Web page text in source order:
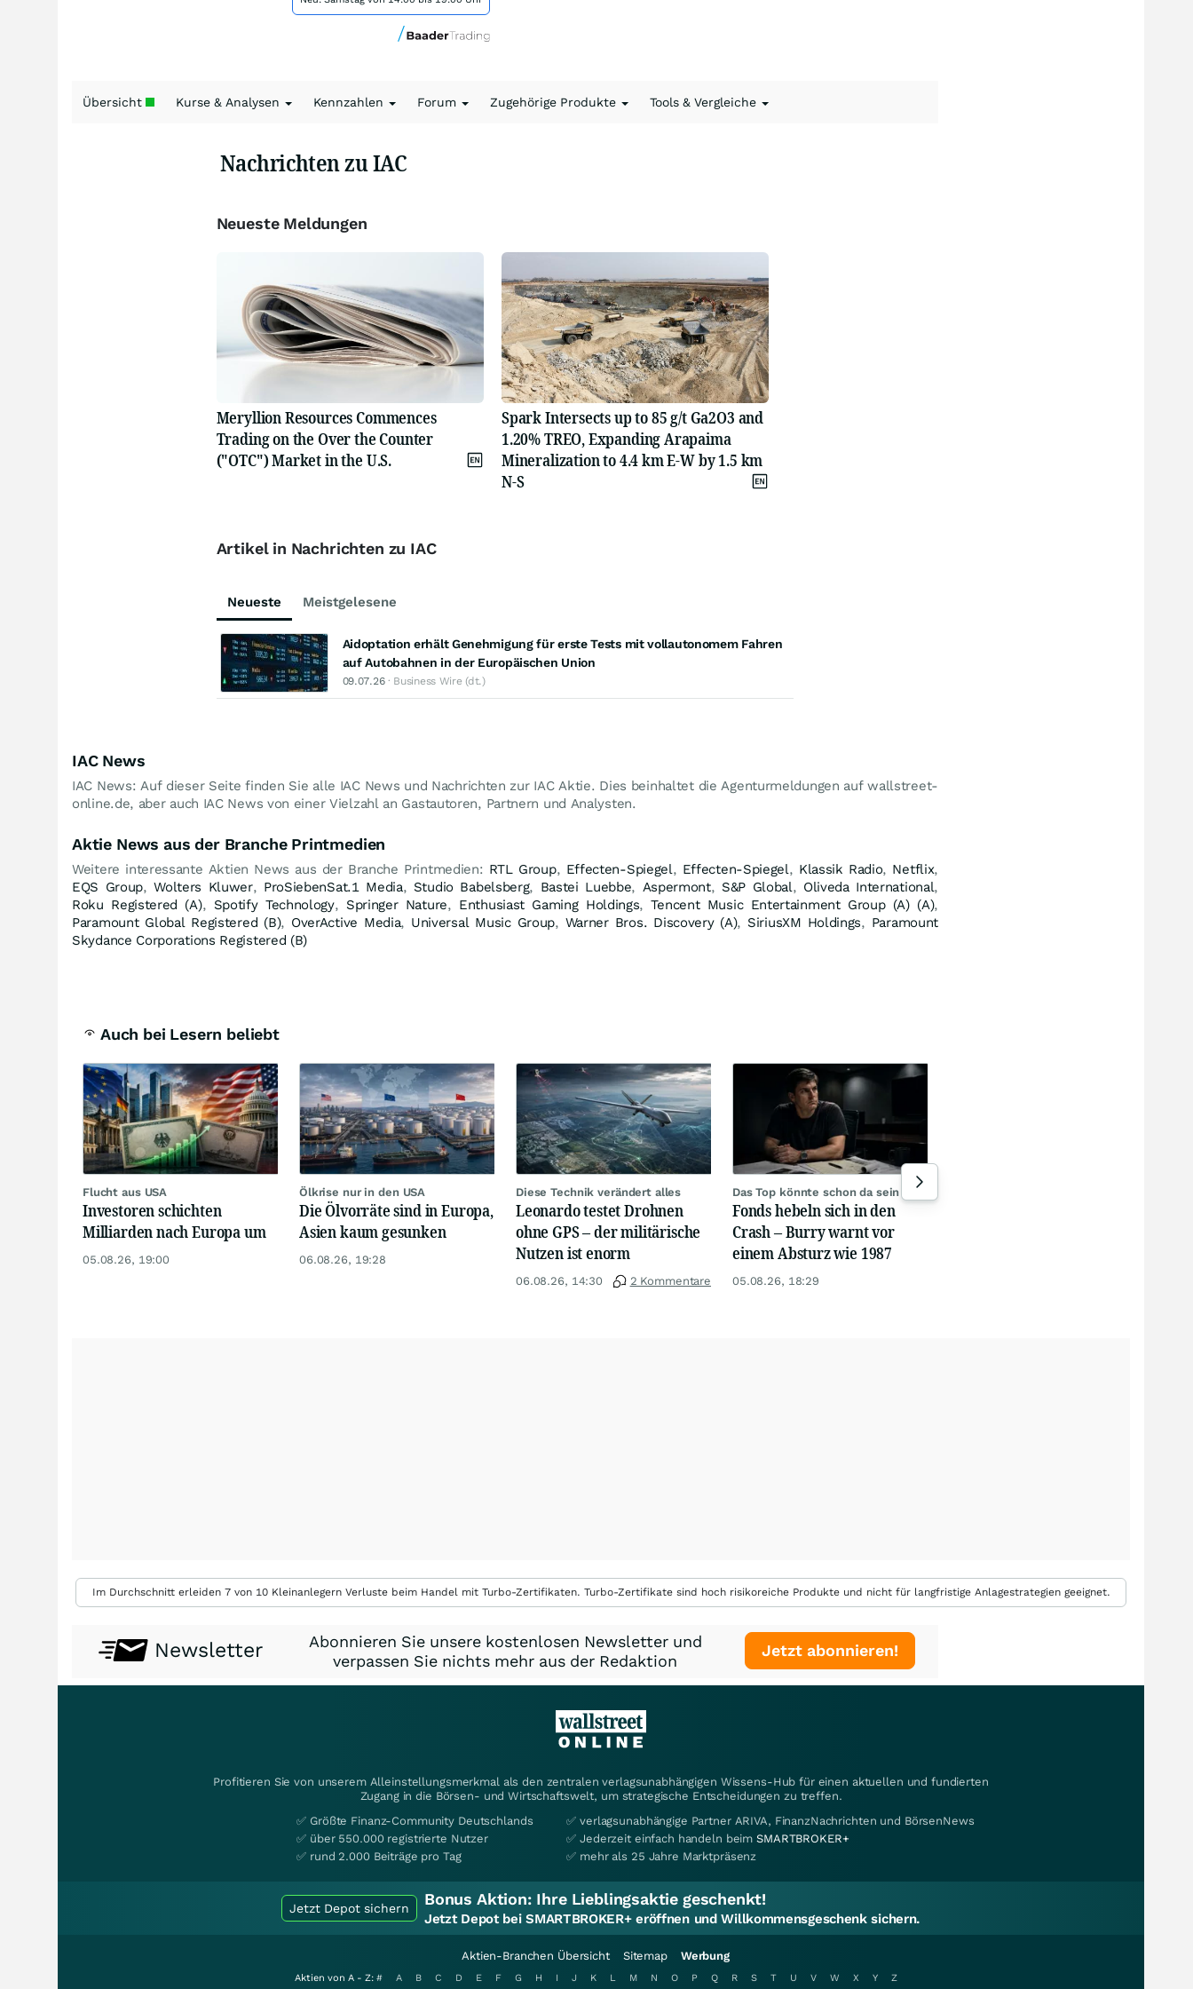
Übersicht Kurse & Analysen Kennzahlen Forum Zugehörige Produkte Tools & Vergleiche
Nachrichten zu IAC
Neueste Meldungen
Meryllion Resources Commences
Trading on the Over the Counter
("OTC") Market in the U.S.
Spark Intersects up to 85 g/t Ga2O3 and
1.20% TREO, Expanding Arapaima
Mineralization to 4.4 km E-W by 1.5 km
N-S
Artikel in Nachrichten zu IAC
Neueste Meistgelesene
Aidoptation erhält Genehmigung für erste Tests mit vollautonomem Fahren
auf Autobahnen in der Europäischen Union
09.07.26· Business Wire (dt.)
IAC News
IAC News: Auf dieser Seite finden Sie alle IAC News und Nachrichten zur IAC Aktie. Dies beinhaltet die Agenturmeldungen auf wallstreet-
online.de, aber auch IAC News von einer Vielzahl an Gastautoren, Partnern und Analysten.
Aktie News aus der Branche Printmedien
Weitere interessante Aktien News aus der Branche Printmedien: RTL Group, Effecten-Spiegel, Effecten-Spiegel, Klassik Radio, Netflix,
EQS Group,Wolters Kluwer, ProSiebenSat.1 Media, Studio Babelsberg, Bastei Luebbe, Aspermont, S&P Global, Oliveda International,
Roku Registered (A), Spotify Technology, Springer Nature, Enthusiast Gaming Holdings,Tencent Music Entertainment Group (A) (A),
Paramount Global Registered (B), OverActive Media, Universal Music Group, Warner Bros. Discovery (A), SiriusXM Holdings, Paramount
Skydance Corporations Registered (B)
Auch bei Lesern beliebt
Flucht aus USA
Investoren schichten
Milliarden nach Europa um
05.08.26, 19:00
Ölkrise nur in den USA
Die Ölvorräte sind in Europa,
Asien kaum gesunken
06.08.26, 19:28
Diese Technik verändert alles
Leonardo testet Drohnen
ohne GPS – der militärische
Nutzen ist enorm
06.08.26, 14:30 2 Kommentare
Das Top könnte schon da sein
Fonds hebeln sich in den
Crash – Burry warnt vor
einem Absturz wie 1987
05.08.26, 18:29
Im Durchschnitt erleiden 7 von 10 Kleinanlegern Verluste beim Handel mit Turbo-Zertifikaten. Turbo-Zertifikate sind hoch risikoreiche Produkte und nicht für langfristige Anlagestrategien geeignet.
Newsletter
Abonnieren Sie unsere kostenlosen Newsletter und
verpassen Sie nichts mehr aus der Redaktion
Jetzt abonnieren!
Profitieren Sie von unserem Alleinstellungsmerkmal als den zentralen verlagsunabhängigen Wissens-Hub für einen aktuellen und fundierten
Zugang in die Börsen- und Wirtschaftswelt, um strategische Entscheidungen zu treffen.
✅ Größte Finanz-Community Deutschlands
✅ über 550.000 registrierte Nutzer
✅ rund 2.000 Beiträge pro Tag
✅ verlagsunabhängige Partner ARIVA, FinanzNachrichten und BörsenNews
✅ Jederzeit einfach handeln beimSMARTBROKER+
✅ mehr als 25 Jahre Marktpräsenz
Jetzt Depot sichern Bonus Aktion: Ihre Lieblingsaktie geschenkt!
Jetzt Depot bei SMARTBROKER+ eröffnen und Willkommensgeschenk sichern.
Aktien-Branchen Übersicht Sitemap Werbung
Aktien von A - Z: # A B C D E F G H I J K L M N O P Q R S T U V W X Y Z